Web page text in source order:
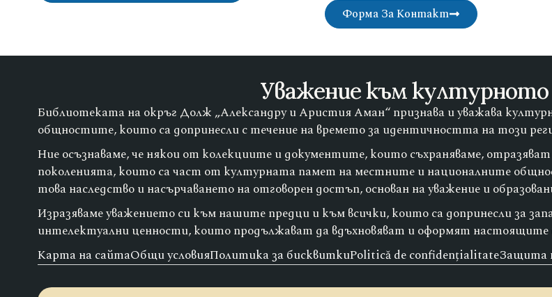
Форма За Контакт
Уважение към културното
Библиотеката на окръг Долж „Александру и Аристия Аман“ признава и уважава
общностите, които са допринесли с течение на времето за идентичността на този
Ние осъзнаваме, че някои от колекциите и документите, които съхраняваме,
поколенията, които са част от културната памет на местните и националните
това наследство и насърчаването на отговорен достъп, основан на уважение и
Изразяваме уважението си към нашите предци и към всички, които са допринесли за
интелектуални ценности, които продължават да вдъхновяват и оформят настоящите
Карта на сайтаОбщи условияПолитика за бисквиткиPolitică de confidențialitateЗащита